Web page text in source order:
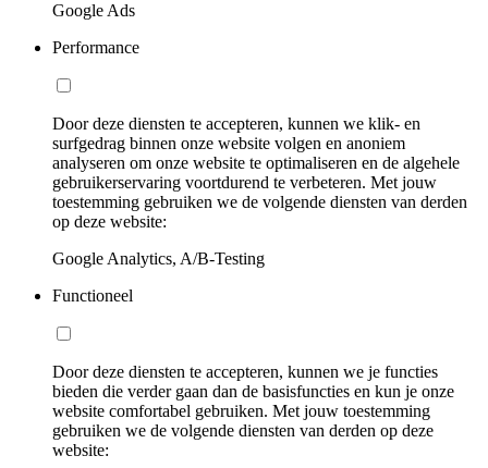
Google Ads
Performance
Door deze diensten te accepteren, kunnen we klik- en
surfgedrag binnen onze website volgen en anoniem
analyseren om onze website te optimaliseren en de algehele
gebruikerservaring voortdurend te verbeteren. Met jouw
toestemming gebruiken we de volgende diensten van derden
op deze website:
Google Analytics, A/B-Testing
Functioneel
Door deze diensten te accepteren, kunnen we je functies
bieden die verder gaan dan de basisfuncties en kun je onze
website comfortabel gebruiken. Met jouw toestemming
gebruiken we de volgende diensten van derden op deze
website: